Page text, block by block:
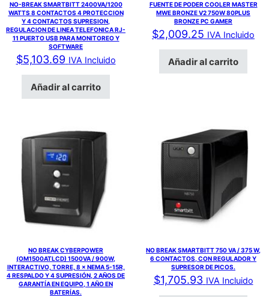
NO-BREAK SMARTBITT 2400VA/1200
WATTS 8 CONTACTOS 4 PROTECCION
Y 4 CONTACTOS SUPRESION,
REGULACION DE LINEA TELEFONICA RJ-
11 PUERTO USB PARA MONITOREO Y
SOFTWARE
$5,103.69 IVA Incluido
Añadir al carrito
FUENTE DE PODER COOLER MASTER
MWE BRONZE V2 750W 80PLUS
BRONZE PC GAMER
$2,009.25 IVA Incluido
Añadir al carrito
NO BREAK CYBERPOWER
(OM1500ATLCD) 1500VA / 900W,
INTERACTIVO, TORRE, 8 × NEMA 5-15R,
4 RESPALDO Y 4 SUPRESIÓN, 2 AÑOS DE
GARANTÍA EN EQUIPO, 1 AÑO EN
BATERÍAS.
NO BREAK SMARTBITT 750 VA / 375 W,
6 CONTACTOS, CON REGULADOR Y
SUPRESOR DE PICOS.
$1,705.93 IVA Incluido